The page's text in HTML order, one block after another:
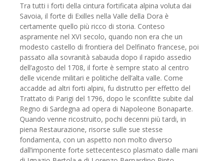
Tra tutti i forti della cintura fortificata alpina voluta dai
Savoia, il forte di Exilles nella Valle della Dora è
certamente quello più ricco di storia. Conteso
aspramente nel XVI secolo, quando non era che un
modesto castello di frontiera del Delfinato francese, poi
passato alla sovranità sabauda dopo il rapido assedio
dell’agosto del 1708, il forte è sempre stato al centro
delle vicende militari e politiche dell’alta valle. Come
accadde ad altri forti alpini, fu distrutto per effetto del
Trattato di Parigi del 1796, dopo le sconfitte subite dal
Regno di Sardegna ad opera di Napoleone Bonaparte.
Quando venne ricostruito, pochi decenni più tardi, in
piena Restaurazione, risorse sulle sue stesse
fondamenta, con un aspetto non molto diverso
dall’imponente forte settecentesco plasmato dalle mani